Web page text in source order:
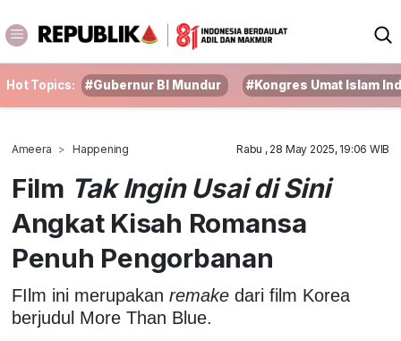
Hot Topics: #Gubernur BI Mundur #Kongres Umat Islam
Ameera Happening Rabu , 28 May 2025, 19:06 WIB
Film Tak Ingin Usai di Sini
Angkat Kisah Romansa
Penuh Pengorbanan
FIlm ini merupakan remakedari film Korea
berjudul More Than Blue.